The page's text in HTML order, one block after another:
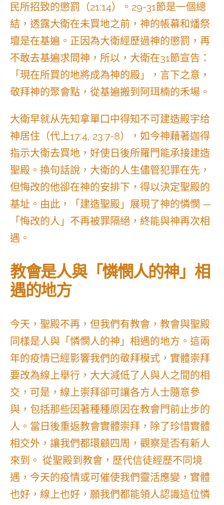
民所招致的懲罰（21:14）。29-31節是一個總
結，透露大衛在未買地之前，神的帳幕和燔祭
壇是在基遍。正因為大衛經歷過神的懲罰，再
不敢去基遍求問神，所以，大衛在31節宣告：
「現在所買的地將成為神的殿」，言下之意，
敬拜神的聚會點，從基遍搬到阿珥楠的禾場。
大衛早就从先知拿單口中得知不可建造殿宇给
神居住（代上17:4, 23:7-8），如今神藉著迦得
指示大衛去買地，好使日後所羅門能承接建造
聖殿。換句話說，大衛的人生儘管犯罪在先，
但悔改的他卻在神的安排下，得以決定聖殿的
基址。由此，「建造聖殿」展現了神的憐憫 —
「悔改的人」不再被罪隔絕，終能與神再次相
遇。
教會是人與「憐憫人的神」相
遇的地方
今天，聖殿不再，但我們有教會，教會與聖殿
同樣是人與「憐憫人的神」相遇的地方。這兩
年的疫情已經影響我們的敬拜模式，實體崇拜
要改為線上舉行，大大減低了人與人之間的相
交，可是，線上崇拜卻可讓各方人士隨意參
與，包括那些因著種種原因在教會門前止步的
人。當日後重返教會實體崇拜，除了珍惜實體
相交外，讓我們都環顧四周，觀察是否有新人
來到。 從聖殿到教會，歷代信徒經歷不同境
遇，今天的疫情或可催使我們靈活應變，實體
也好，線上也好，願我們都能領人認識這位憐